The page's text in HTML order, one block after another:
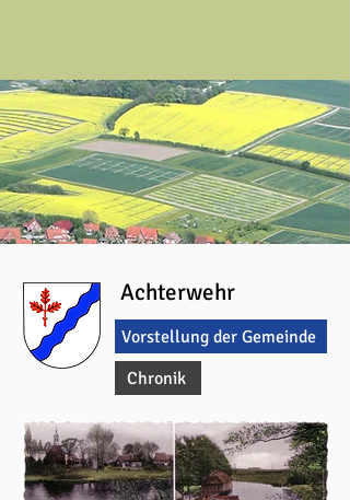
Achterwehr
Vorstellung der Gemeinde
Chronik